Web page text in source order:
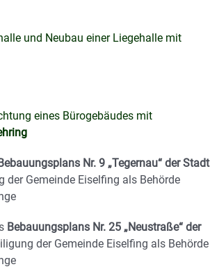
und Neubau einer Liegehalle mit
eines Bürogebäudes mit
Nr. 9 „Tegernau“ der Stadt
Gemeinde Eiselfing als Behörde
Bebauungsplans Nr. 25 „Neustraße“ der
der Gemeinde Eiselfing als Behörde